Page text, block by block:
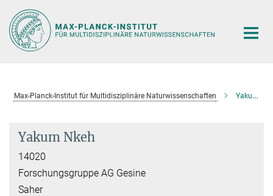
Hauptinhalt
Max-Planck-Institut für Multidisziplinäre Naturwissenschaften Yakum Nkeh
Yakum Nkeh
14020
Forschungsgruppe AG Gesine
Saher